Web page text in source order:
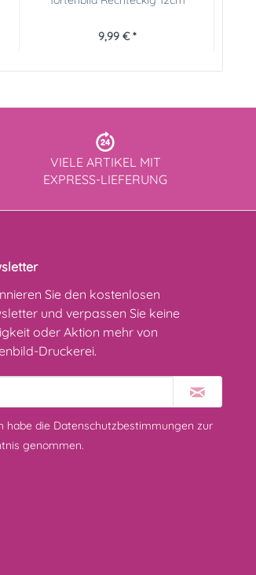
9,99 € *
VIELE ARTIKEL MIT
EXPRESS-LIEFERUNG
Sie den kostenlosen
und verpassen Sie keine
oder Aktion mehr von
Druckerei.
habe die Datenschutzbestimmungen zur
genommen.